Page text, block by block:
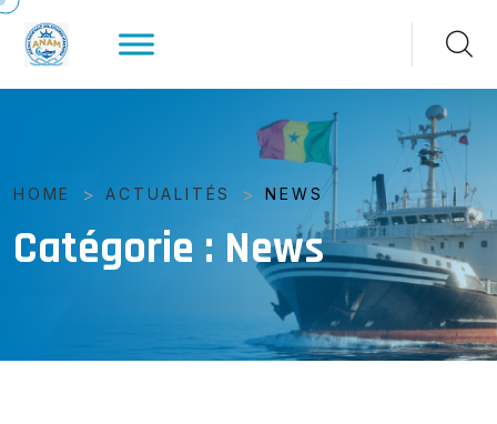
HOME > ACTUALITÉS > NEWS
Catégorie : News